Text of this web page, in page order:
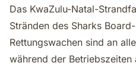
Das KwaZulu-Natal-
Stränden des Sharks
Rettungswachen sind an
während der